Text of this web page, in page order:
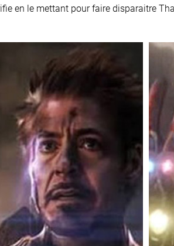
en le mettant pour faire disparaitre